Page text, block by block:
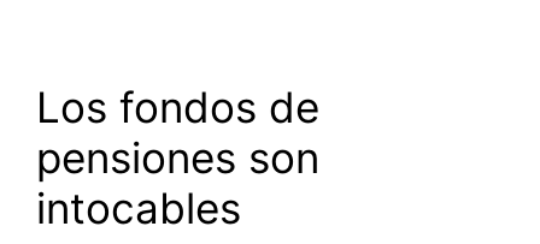
Los fondos de
pensiones son
intocables